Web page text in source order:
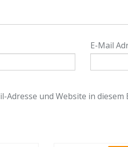
E-Mail
Adresse und Website in